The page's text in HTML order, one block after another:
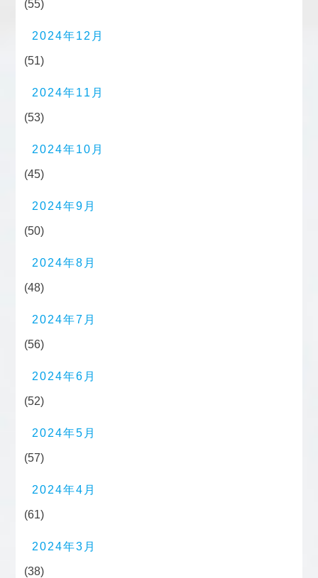
(55)
2024年12月
(51)
2024年11月
(53)
2024年10月
(45)
2024年9月
(50)
2024年8月
(48)
2024年7月
(56)
2024年6月
(52)
2024年5月
(57)
2024年4月
(61)
2024年3月
(38)